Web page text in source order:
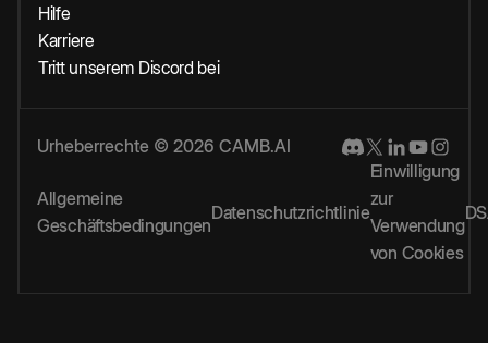
Hilfe
Karriere
Tritt unserem Discord bei
Urheberrechte © 2026 CAMB.AI
Allgemeine
Geschäftsbedingungen
Datenschutzrichtlinie
Einwilligung
zur
Verwendung
von Cookies